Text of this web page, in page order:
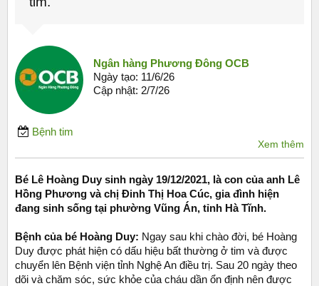
Ngân hàng Phương Đông OCB
Ngày tạo: 11/6/26
Cập nhật: 2/7/26
Bệnh tim
Xem thêm
Bé Lê Hoàng Duy sinh ngày 19/12/2021, là con của anh Lê
Hồng Phương và chị Đinh Thị Hoa Cúc, gia đình hiện
đang sinh sống tại phường Vũng Án, tỉnh Hà Tĩnh.
Bệnh của bé Hoàng Duy: Ngay sau khi chào đời, bé Hoàng
Duy được phát hiện có dấu hiệu bất thường ở tim và được
chuyển lên Bệnh viện tỉnh Nghệ An điều trị. Sau 20 ngày theo
dõi và chăm sóc, sức khỏe của cháu dần ổn định nên được